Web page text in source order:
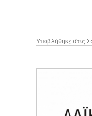
Υποβλήθηκε στις